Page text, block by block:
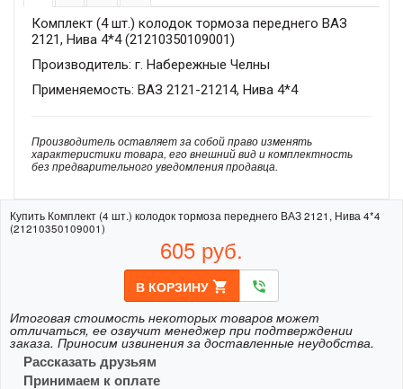
Комплект (4 шт.) колодок тормоза переднего ВАЗ
2121, Нива 4*4 (21210350109001)
Производитель: г. Набережные Челны
Применяемость: ВАЗ 2121-21214, Нива 4*4
Производитель оставляет за собой право изменять
характеристики товара, его внешний вид и комплектность
без предварительного уведомления продавца.
Купить Комплект (4 шт.) колодок тормоза переднего ВАЗ 2121, Нива 4*4
(21210350109001)
605 руб.
В КОРЗИНУ shopping_cart phone_in_talk
Итоговая стоимость некоторых товаров может
отличаться, ее озвучит менеджер при подтверждении
заказа. Приносим извинения за доставленные неудобства.
Рассказать друзьям
Принимаем к оплате